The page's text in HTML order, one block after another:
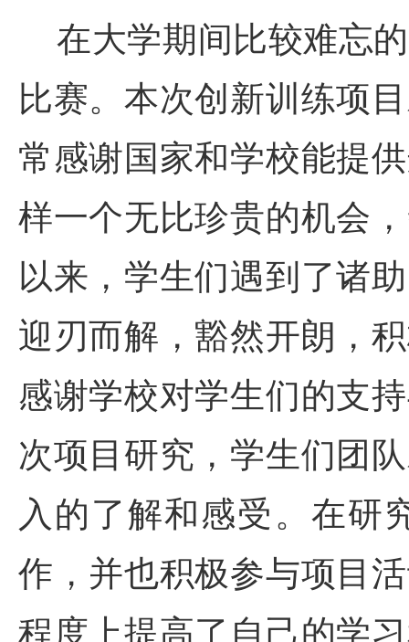
在大学期间比较难忘
比赛。本次创新训练项
常感谢国家和学校能提
样一个无比珍贵的机会
以来，学生们遇到了诸
迎刃而解，豁然开朗，
感谢学校对学生们的支
次项目研究，学生们团
入的了解和感受。在研
作，并也积极参与项目
程度上提高了自己的学